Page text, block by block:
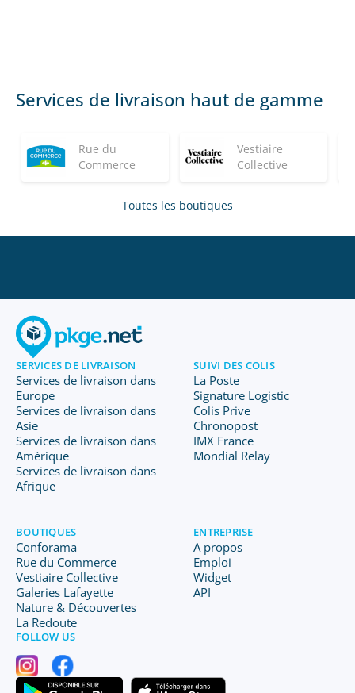
Services de livraison haut de gamme
Rue du
Commerce
Vestiaire
Collective
Toutes les boutiques
SERVICES DE LIVRAISON
Services de livraison dans
Europe
Services de livraison dans
Asie
Services de livraison dans
Amérique
Services de livraison dans
Afrique
SUIVI DES COLIS
La Poste
Signature Logistic
Colis Prive
Chronopost
IMX France
Mondial Relay
BOUTIQUES
Conforama
Rue du Commerce
Vestiaire Collective
Galeries Lafayette
Nature & Découvertes
La Redoute
ENTREPRISE
A propos
Emploi
Widget
API
FOLLOW US